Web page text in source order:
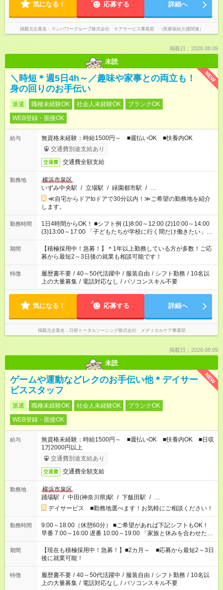
気になる！ 応募する 詳細へ
掲載元企業名 マンパワーグループ株式会社 ケアサービス事業部 （医療福祉介護関連）
掲載日：2026.08.09
未読
NEW
＼時短＊週5日4h～／趣味や家事との両立も！
身の回りのお手伝い
派遣 職種未経験OK 社会人未経験OK
ブランクOK
WEB登録・面接OK
給与
無資格未経験：時給1500円～ ■週払いOK ■扶養内OK
交通費別途支給あり
交通費 交通費全額支給
勤務地
横浜市泉区
いずみ中央駅 / 立場駅 / 緑園都市駅 / …
≪自宅からドアtoドアで30分以内！≫ご希望の勤務地を紹介
します。
勤務時間
1日4時間からOK！ ■シフト例 (1)8:00～12:00 (2)10:00～14:00
(3)13:00～17:00 「子どもたちが学校に行く間だけ働きたい」
「余裕を持って夕飯の準備がしたい」 「午前中は働いて、午後
はプライベートの時間にしたい」 など、ご希望を教えてくださ
いね。 ※Wワーク希望の方へ 今ご覧のお仕事で希望する勤務時
間と、もう1つのお仕事の勤務時間。 合計で週40時間を超える
場合は応募できません。
期間
【積極採用中！急募！】＊1年以上勤務している方が多数！ご応
募から最短2～3日後の就業も相談可能です！
特徴 履歴書不要 / 40～50代活躍中 / 服装自由 / シフト勤務 / 10名以
上の大量募集 / 電話対応なし / パソコンスキル不要
気になる！ 応募する 詳細へ
掲載元企業名 日研トータルソーシング株式会社 メディカルケア事業部
掲載日：2026.08.09
未読
NEW
ゲームや運動などレクのお手伝い他＊デイサー
ビススタッフ
派遣 職種未経験OK 社会人未経験OK
ブランクOK
WEB登録・面接OK
給与
無資格未経験：時給1500円～ ■週払いOK ■扶養内OK ■日収
1万2000円以上
交通費別途支給あり
交通費 交通費全額支給
勤務地
横浜市泉区
踊場駅 / 中田(神奈川県)駅 / 下飯田駅 / …
デイサービス ■勤務地選べます！お気軽にご相談ください！
勤務時間
9:00～18:00（休憩60分） ■ご希望があれば下記シフトもOK！
早番 7:00～16:00 遅番 10:00～19:00 「家族と休みを合わせた
い」 「余裕を持って夕飯の準備がしたい」 「できれば残業はし
たくない」 など、ご希望を教えてくださいね。 ※Wワーク希望
の方へ 今ご覧のお仕事で希望する勤務時間と、もう1つのお仕事
の勤務時間。 合計で週40時間を超える場合は応募できません。
期間
【現在も積極採用中！急募！】■2カ月～ ■応募から最短2～3日
後に就業可能！
特徴 履歴書不要 / 40～50代活躍中 / 服装自由 / シフト勤務 / 10名以
上の大量募集 / 電話対応なし / パソコンスキル不要